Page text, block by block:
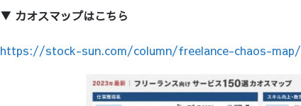
▼ カオスマップはこちら
https://stock-sun.com/column/freelance-chaos-map/